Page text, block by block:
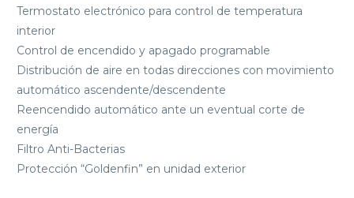
Termostato electrónico para control de temperatura
interior
Control de encendido y apagado programable
Distribución de aire en todas direcciones con movimiento
automático ascendente/descendente
Reencendido automático ante un eventual corte de
energía
Filtro Anti-Bacterias
Protección “Goldenfin” en unidad exterior